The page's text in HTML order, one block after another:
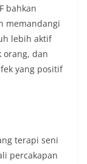
bahkan
memandangi
lebih aktif
orang, dan
yang positif
terapi seni
percakapan